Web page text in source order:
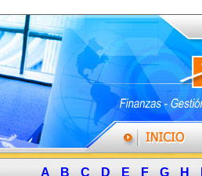
A B C D E F G H